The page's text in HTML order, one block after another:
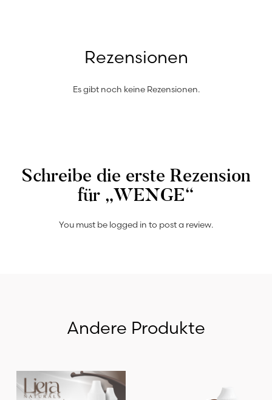
Rezensionen
Es gibt noch keine Rezensionen.
Schreibe die erste Rezension
für „WENGE“
You must be logged in to post a review.
Andere Produkte